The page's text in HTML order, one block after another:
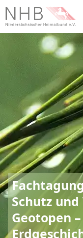
Schutz
Geotopen